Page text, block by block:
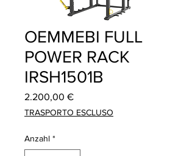
OEMMEBI FULL
POWER RACK
IRSH1501B
2.200,00 €Preis
TRASPORTO ESCLUSO
Anzahl *